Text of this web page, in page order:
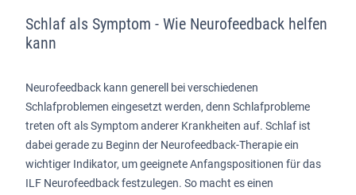
Schlaf als Symptom - Wie Neurofeedback helfen
kann
Neurofeedback kann generell bei verschiedenen
Schlafproblemen eingesetzt werden, denn Schlafprobleme
treten oft als Symptom anderer Krankheiten auf. Schlaf ist
dabei gerade zu Beginn der Neurofeedback-Therapie ein
wichtiger Indikator, um geeignete Anfangspositionen für das
ILF Neurofeedback festzulegen. So macht es einen